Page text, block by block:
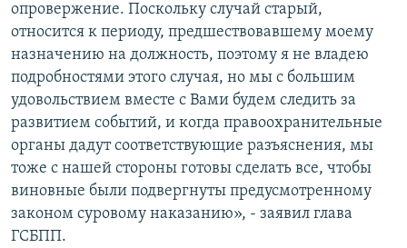
опровержение. Поскольку случай старый,
относится к периоду, предшествовавшему моему
назначению на должность, поэтому я не владею
подробностями этого случая, но мы с большим
удовольствием вместе с Вами будем следить за
развитием событий, и когда правоохранительные
органы дадут соответствующие разъяснения, мы
тоже с нашей стороны готовы сделать все, чтобы
виновные были подвергнуты предусмотренному
законом суровому наказанию», - заявил глава
ГСБПП.